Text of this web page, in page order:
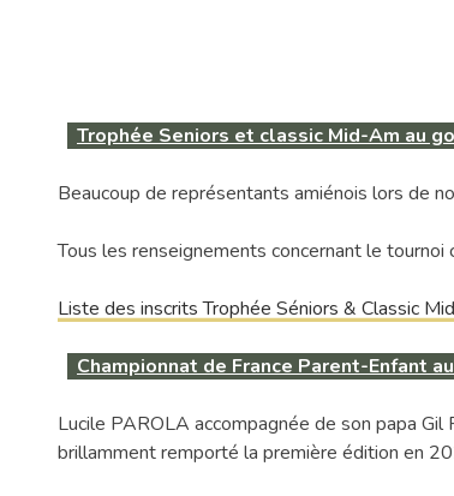
Trophée Seniors et classic Mid-Am au
Beaucoup de représentants amiénois lors de
Tous les renseignements concernant le tournoi
Liste des inscrits Trophée Séniors & Classic
Championnat de France Parent-Enfant
Lucile PAROLA accompagnée de son papa
brillamment remporté la première édition en